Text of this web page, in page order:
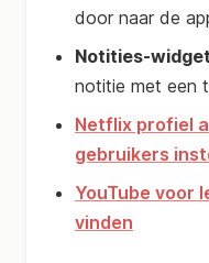
door naar de
Notities-
notitie met een
Netflix profiel
gebruikers
YouTube voor
vinden